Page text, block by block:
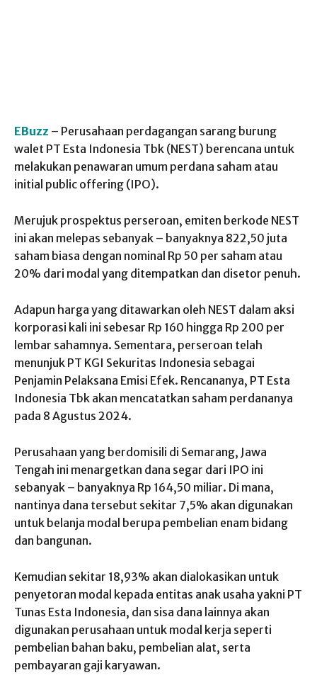
EBuzz – Perusahaan perdagangan sarang burung
walet PT Esta Indonesia Tbk (NEST) berencana untuk
melakukan penawaran umum perdana saham atau
initial public offering (IPO).
Merujuk prospektus perseroan, emiten berkode NEST
ini akan melepas sebanyak – banyaknya 822,50 juta
saham biasa dengan nominal Rp 50 per saham atau
20% dari modal yang ditempatkan dan disetor penuh.
Adapun harga yang ditawarkan oleh NEST dalam aksi
korporasi kali ini sebesar Rp 160 hingga Rp 200 per
lembar sahamnya. Sementara, perseroan telah
menunjuk PT KGI Sekuritas Indonesia sebagai
Penjamin Pelaksana Emisi Efek. Rencananya, PT Esta
Indonesia Tbk akan mencatatkan saham perdananya
pada 8 Agustus 2024.
Perusahaan yang berdomisili di Semarang, Jawa
Tengah ini menargetkan dana segar dari IPO ini
sebanyak – banyaknya Rp 164,50 miliar. Di mana,
nantinya dana tersebut sekitar 7,5% akan digunakan
untuk belanja modal berupa pembelian enam bidang
dan bangunan.
Kemudian sekitar 18,93% akan dialokasikan untuk
penyetoran modal kepada entitas anak usaha yakni PT
Tunas Esta Indonesia, dan sisa dana lainnya akan
digunakan perusahaan untuk modal kerja seperti
pembelian bahan baku, pembelian alat, serta
pembayaran gaji karyawan.